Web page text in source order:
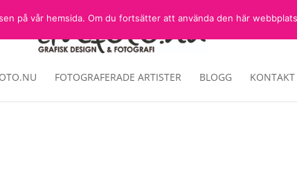
FOTOGRAFERADE ARTISTER BLOGG KONTAKT
på vår hemsida. Om du fortsätter att använda den här